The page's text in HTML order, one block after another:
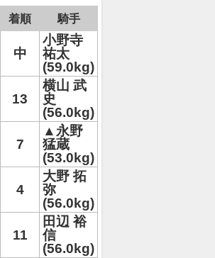
着順 騎手
中
小野寺
祐太
(59.0kg)
13
横山 武
史
(56.0kg)
7
▲永野
猛蔵
(53.0kg)
4
大野 拓
弥
(56.0kg)
11
田辺 裕
信
(56.0kg)